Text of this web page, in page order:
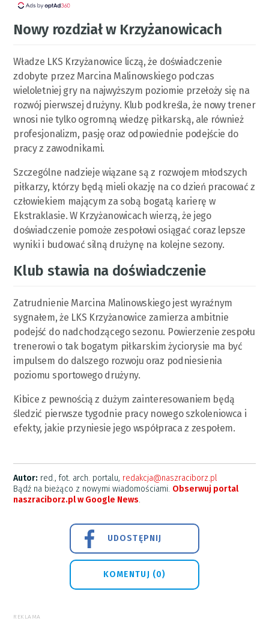
Nowy rozdział w Krzyżanowicach
Władze LKS Krzyżanowice liczą, że doświadczenie
zdobyte przez Marcina Malinowskiego podczas
wieloletniej gry na najwyższym poziomie przełoży się na
rozwój pierwszej drużyny. Klub podkreśla, że nowy trener
wnosi nie tylko ogromną wiedzę piłkarską, ale również
profesjonalizm, pasję oraz odpowiednie podejście do
pracy z zawodnikami.
Szczególne nadzieje wiązane są z rozwojem młodszych
piłkarzy, którzy będą mieli okazję na co dzień pracować z
człowiekiem mającym za sobą bogatą karierę w
Ekstraklasie. W Krzyżanowicach wierzą, że jego
doświadczenie pomoże zespołowi osiągać coraz lepsze
wyniki i budować silną drużynę na kolejne sezony.
Klub stawia na doświadczenie
Zatrudnienie Marcina Malinowskiego jest wyraźnym
sygnałem, że LKS Krzyżanowice zamierza ambitnie
podejść do nadchodzącego sezonu. Powierzenie zespołu
trenerowi o tak bogatym piłkarskim życiorysie ma być
impulsem do dalszego rozwoju oraz podniesienia
poziomu sportowego drużyny.
Kibice z pewnością z dużym zainteresowaniem będą
śledzić pierwsze tygodnie pracy nowego szkoleniowca i
efekty, jakie przyniesie jego współpraca z zespołem.
Autor: red., fot. arch. portalu, redakcja@naszraciborz.pl
Bądź na bieżąco z nowymi wiadomościami. Obserwuj portal
naszraciborz.pl w Google News.
UDOSTĘPNIJ
KOMENTUJ (0)
REKLAMA